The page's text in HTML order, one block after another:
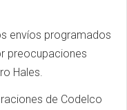
envíos programados
preocupaciones
Hales.
de Codelco